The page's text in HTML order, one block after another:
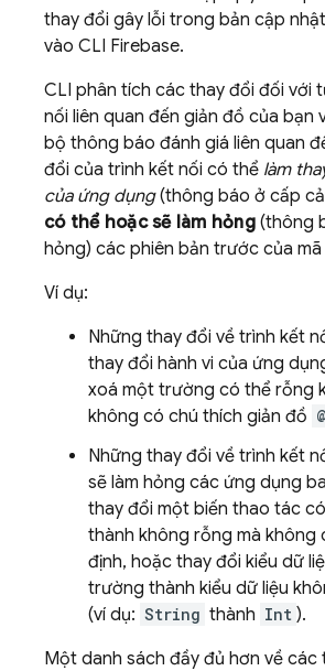
thay đổi gây lỗi trong bản cập
vào CLI Firebase.
CLI phân tích các thay đổi đối với
nối liên quan đến giản đồ của bạn
bộ thông báo đánh giá liên quan
đổi của trình kết nối có thể làm
của ứng dụng(thông báo ở cấp
có thể hoặc sẽ làm hỏng(thông
hỏng) các phiên bản trước của
Ví dụ:
Những thay đổi về trình kết
thay đổi hành vi của ứng
xoá một trường có thể rỗng
không có chú thích giản đồ
Những thay đổi về trình kết
sẽ làm hỏng các ứng dụng
thay đổi một biến thao tác
thành không rỗng mà không
định, hoặc thay đổi kiểu dữ
trường thành kiểu dữ liệu
(ví dụ: String thành Int ).
Một danh sách đầy đủ hơn về các